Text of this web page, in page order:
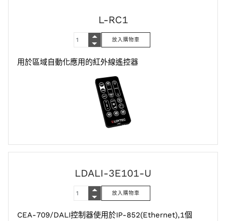
L-RC1
用於區域自動化應用的紅外線遙控器
LDALI-3E101-U
CEA-709/DALI控制器使用於IP-852(Ethernet),1個